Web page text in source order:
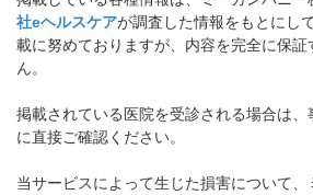
社eヘルスケアが調査した情報をもとにし
載に努めておりますが、内容を完全に保
ん。
掲載されている医院を受診される場合は
に直接ご確認ください。
当サービスによって生じた損害について